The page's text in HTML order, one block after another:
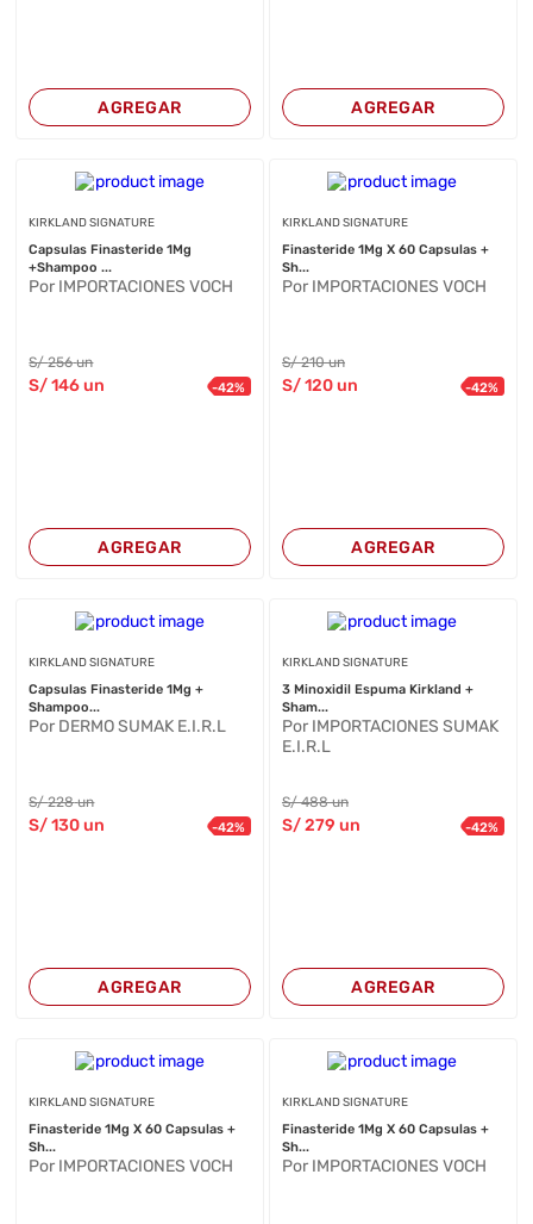
AGREGAR AGREGAR
KIRKLAND SIGNATURE
Capsulas Finasteride 1Mg
+Shampoo ...
Por IMPORTACIONES VOCH
S/256 un
S/146 un -42%
AGREGAR
KIRKLAND SIGNATURE
Finasteride 1Mg X 60 Capsulas +
Sh...
Por IMPORTACIONES VOCH
S/210 un
S/120un -42%
AGREGAR
KIRKLAND SIGNATURE
Capsulas Finasteride 1Mg +
Shampoo...
Por DERMO SUMAK E.I.R.L
S/228 un
S/130 un -42%
AGREGAR
KIRKLAND SIGNATURE
3 Minoxidil Espuma Kirkland +
Sham...
Por IMPORTACIONES SUMAK
E.I.R.L
S/488 un
S/279 un -42%
AGREGAR
KIRKLAND SIGNATURE
Finasteride 1Mg X 60 Capsulas +
Sh...
Por IMPORTACIONES VOCH
KIRKLAND SIGNATURE
Finasteride 1Mg X 60 Capsulas +
Sh...
Por IMPORTACIONES VOCH